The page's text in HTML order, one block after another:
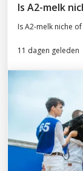
Is A2-melk
Is A2-melk niche
11 dagen geleden